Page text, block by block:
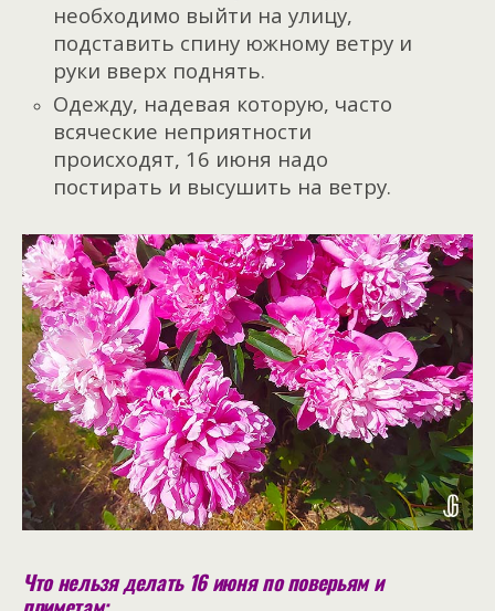
необходимо выйти на улицу,
подставить спину южному ветру и
руки вверх поднять.
Одежду, надевая которую, часто
всяческие неприятности
происходят, 16 июня надо
постирать и высушить на ветру.
Что нельзя делать 16 июня по поверьям и